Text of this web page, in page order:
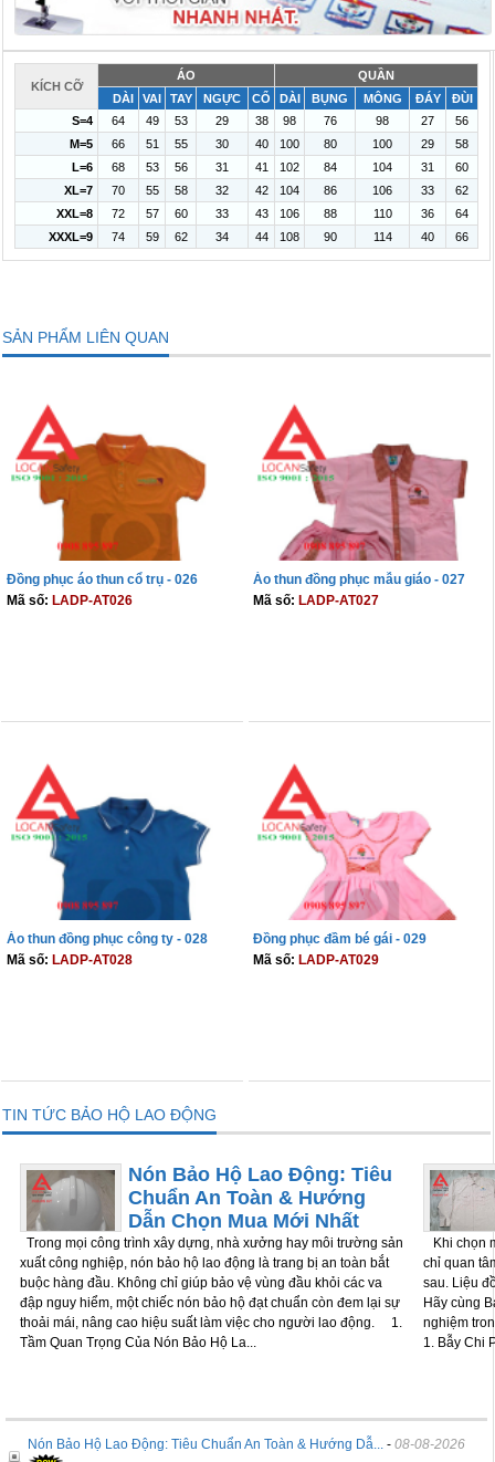
KÍCH CỠ
ÁO
QUẦN
DÀI
VAI TAY NGỰC CỔ DÀI BỤNG MÔNG ĐÁY
ĐÙI
S=4
64 49 53 29 38 98 76 98 27
56
M=5
66 51 55 30 40 100 80 100 29
58
L=6
68 53 56 31 41 102 84 104 31
60
XL=7
70 55 58 32 42 104 86 106 33
62
XXL=8
72 57 60 33 43 106 88 110 36
64
XXXL=9
74 59 62 34 44 108 90 114 40 66
SẢN PHẨM LIÊN QUAN
Đồng phục áo thun cổ trụ - 026
Mã số: LADP-AT026
Áo thun đồng phục mẫu giáo - 027
Mã số: LADP-AT027
Áo thun đồng phục công ty - 028
Mã số: LADP-AT028
Đồng phục đầm bé gái - 029
Mã số: LADP-AT029
TIN TỨC BẢO HỘ LAO ĐỘNG
Nón Bảo Hộ Lao Động: Tiêu
Chuẩn An Toàn & Hướng
Dẫn Chọn Mua Mới Nhất
Trong mọi công trình xây dựng, nhà xưởng hay môi trường sản
xuất công nghiệp, nón bảo hộ lao động là trang bị an toàn bắt
buộc hàng đầu. Không chỉ giúp bảo vệ vùng đầu khỏi các va
đập nguy hiểm, một chiếc nón bảo hộ đạt chuẩn còn đem lại sự
thoải mái, nâng cao hiệu suất làm việc cho người lao động. 1.
Tầm Quan Trọng Của Nón Bảo Hộ La...
Khi chọn
chỉ quan
sau. Liệu
Hãy cùng
nghiệm
1. Bẫy Chi
Nón Bảo Hộ Lao Động: Tiêu Chuẩn An Toàn & Hướng Dẫ... - 08-08-2026